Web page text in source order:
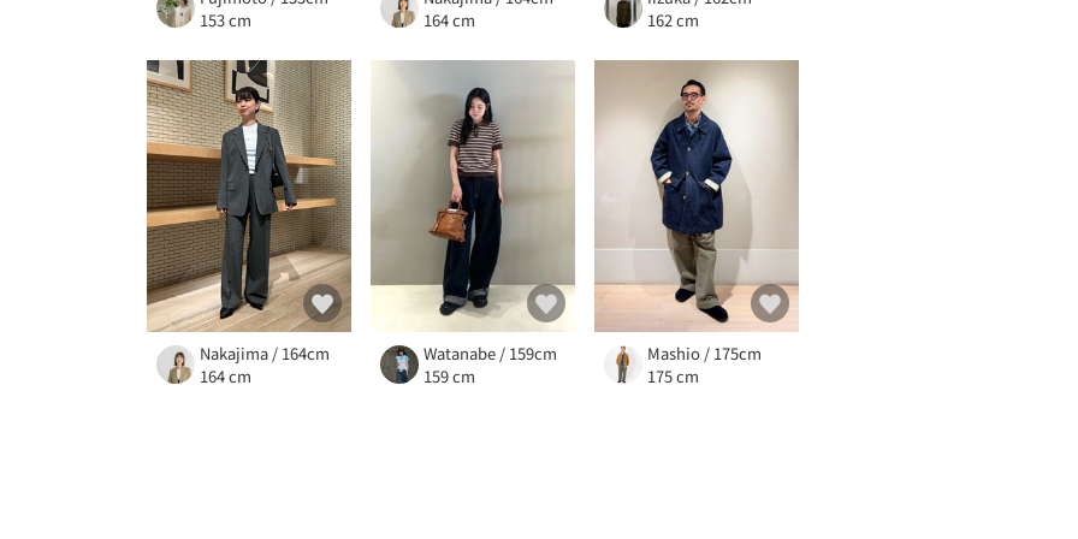
153 cm
164 cm
162 cm
Nakajima / 164cm
164 cm
Watanabe / 159cm
159 cm
Mashio / 175cm
175 cm